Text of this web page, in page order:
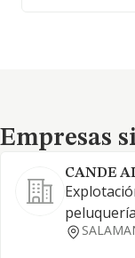
Empresas similares
Empresas
CANDE